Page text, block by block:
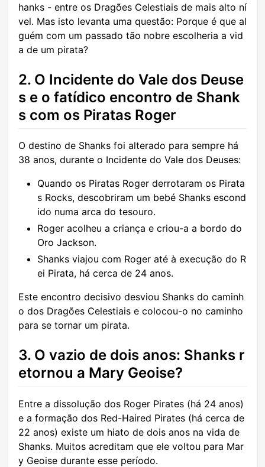
hanks - entre os Dragões Celestiais de mais alto ní
vel. Mas isto levanta uma questão: Porque é que al
guém com um passado tão nobre escolheria a vid
a de um pirata?
2. O Incidente do Vale dos Deuse
s e o fatídico encontro de Shank
s com os Piratas Roger
O destino de Shanks foi alterado para sempre há
38 anos, durante o Incidente do Vale dos Deuses:
Quando os Piratas Roger derrotaram os Pirata
s Rocks, descobriram um bebé Shanks escond
ido numa arca do tesouro.
Roger acolheu a criança e criou-a a bordo do
Oro Jackson.
Shanks viajou com Roger até à execução do R
ei Pirata, há cerca de 24 anos.
Este encontro decisivo desviou Shanks do caminh
o dos Dragões Celestiais e colocou-o no caminho
para se tornar um pirata.
3. O vazio de dois anos: Shanks r
etornou a Mary Geoise?
Entre a dissolução dos Roger Pirates (há 24 anos)
e a formação dos Red-Haired Pirates (há cerca de
22 anos) existe um hiato de dois anos na vida de
Shanks. Muitos acreditam que ele voltou para Mar
y Geoise durante esse período.